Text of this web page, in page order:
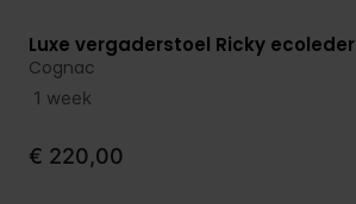
Bekijk product
Luxe vergaderstoel Ricky ecoleder
Cognac
1 week
€ 220,00